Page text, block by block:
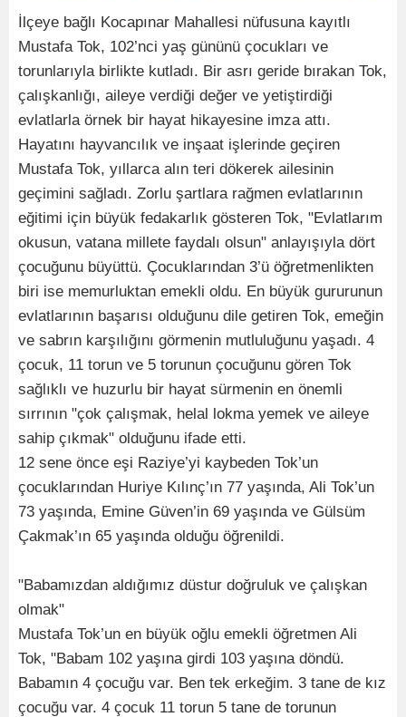
İlçeye bağlı Kocapınar Mahallesi nüfusuna kayıtlı
Mustafa Tok, 102’nci yaş gününü çocukları ve
torunlarıyla birlikte kutladı. Bir asrı geride bırakan Tok,
çalışkanlığı, aileye verdiği değer ve yetiştirdiği
evlatlarla örnek bir hayat hikayesine imza attı.
Hayatını hayvancılık ve inşaat işlerinde geçiren
Mustafa Tok, yıllarca alın teri dökerek ailesinin
geçimini sağladı. Zorlu şartlara rağmen evlatlarının
eğitimi için büyük fedakarlık gösteren Tok, "Evlatlarım
okusun, vatana millete faydalı olsun" anlayışıyla dört
çocuğunu büyüttü. Çocuklarından 3’ü öğretmenlikten
biri ise memurluktan emekli oldu. En büyük gururunun
evlatlarının başarısı olduğunu dile getiren Tok, emeğin
ve sabrın karşılığını görmenin mutluluğunu yaşadı. 4
çocuk, 11 torun ve 5 torunun çocuğunu gören Tok
sağlıklı ve huzurlu bir hayat sürmenin en önemli
sırrının "çok çalışmak, helal lokma yemek ve aileye
sahip çıkmak" olduğunu ifade etti.
12 sene önce eşi Raziye’yi kaybeden Tok’un
çocuklarından Huriye Kılınç’ın 77 yaşında, Ali Tok’un
73 yaşında, Emine Güven’in 69 yaşında ve Gülsüm
Çakmak’ın 65 yaşında olduğu öğrenildi.
"Babamızdan aldığımız düstur doğruluk ve çalışkan
olmak"
Mustafa Tok’un en büyük oğlu emekli öğretmen Ali
Tok, "Babam 102 yaşına girdi 103 yaşına döndü.
Babamın 4 çocuğu var. Ben tek erkeğim. 3 tane de kız
çocuğu var. 4 çocuk 11 torun 5 tane de torunun